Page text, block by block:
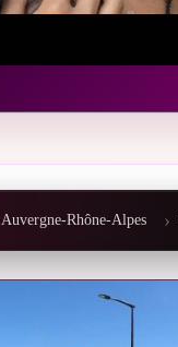
Auvergne-Rhône-Alpes